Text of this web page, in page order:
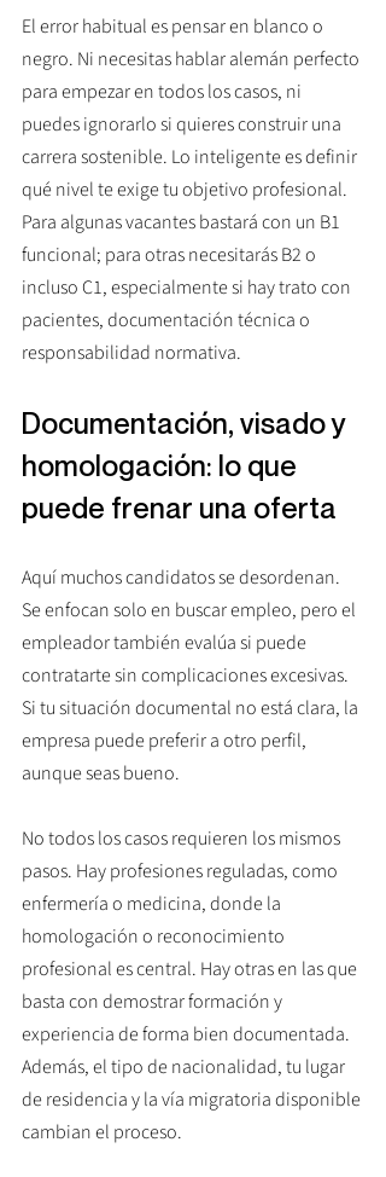
El error habitual es pensar en blanco o
negro. Ni necesitas hablar alemán perfecto
para empezar en todos los casos, ni
puedes ignorarlo si quieres construir una
carrera sostenible. Lo inteligente es definir
qué nivel te exige tu objetivo profesional.
Para algunas vacantes bastará con un B1
funcional; para otras necesitarás B2 o
incluso C1, especialmente si hay trato con
pacientes, documentación técnica o
responsabilidad normativa.
Documentación, visado y
homologación: lo que
puede frenar una oferta
Aquí muchos candidatos se desordenan.
Se enfocan solo en buscar empleo, pero el
empleador también evalúa si puede
contratarte sin complicaciones excesivas.
Si tu situación documental no está clara, la
empresa puede preferir a otro perfil,
aunque seas bueno.
No todos los casos requieren los mismos
pasos. Hay profesiones reguladas, como
enfermería o medicina, donde la
homologación o reconocimiento
profesional es central. Hay otras en las que
basta con demostrar formación y
experiencia de forma bien documentada.
Además, el tipo de nacionalidad, tu lugar
de residencia y la vía migratoria disponible
cambian el proceso.